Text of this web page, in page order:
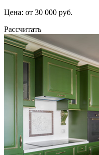
Цена: от 30 000 руб.
Рассчитать